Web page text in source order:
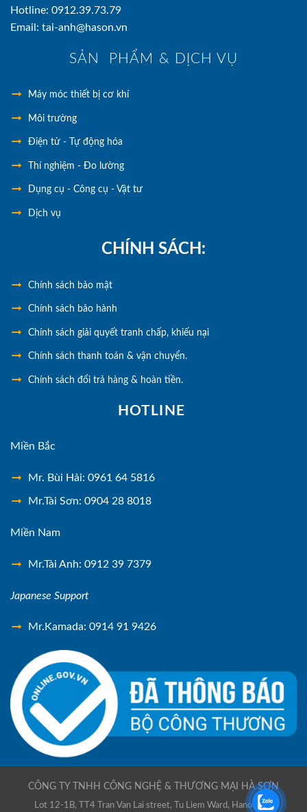
Hotline: 0912.39.73.79
Email: tai-anh@hason.vn
SẢN PHẨM & DỊCH VỤ
Máy móc thiết bị cơ khí
Môi trường
Điện tử - Tự động hóa
Thí nghiệm - Đo lường
Dụng cụ - Công cụ - Vật tư
Dịch vụ
CHÍNH SÁCH:
Chính sách bảo mật
Chính sách bảo hành
Chính sách giải quyết tranh chấp, khiếu nại
Chính sách thanh toán & vận chuyển.
Chính sách đổi trả hàng & hoàn tiền.
HOTLINE
Miền Bắc
Mr. Bùi Hải: 0961 64 5816
Mr.Tài Sơn: 0904 28 8018
Miền Nam
Mr.Tài Anh: 0912 39 7379
Japanese Support
Mr.Kamada: 0914 91 9426
CÔNG TY TNHH CÔNG NGHỆ & THƯƠNG MẠI HÀ SƠN
Lot 12-1B, TT4 Tran Van Lai street, Tu Liem Ward, Hanoi city,